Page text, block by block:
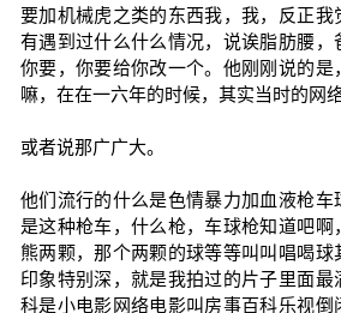
要加机械虎之类的东西我，我，反正我
有遇到过什么什么情况，说诶脂肪腰，
你要，你要给你改一个。他刚刚说的是
嘛，在在一六年的时候，其实当时的网
或者说那广广大。
他们流行的什么是色情暴力加血液枪车
是这种枪车，什么枪，车球枪知道吧啊
熊两颗，那个两颗的球等等叫叫唱喝
印象特别深，就是我拍过的片子里面最
科是小电影网络电影叫房事百科乐视倒